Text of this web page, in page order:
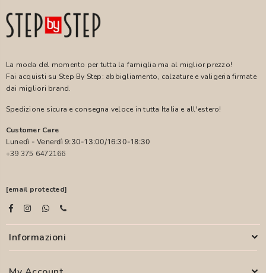
La moda del momento per tutta la famiglia ma al miglior prezzo!
Fai acquisti su Step By Step: abbigliamento, calzature e valigeria firmate
dai migliori brand.
Spedizione sicura e consegna veloce in tutta Italia e all'estero!
Customer Care
Lunedì - Venerdì 9:30-13:00/16:30-18:30
+39 375 6472166
[email protected]
Informazioni